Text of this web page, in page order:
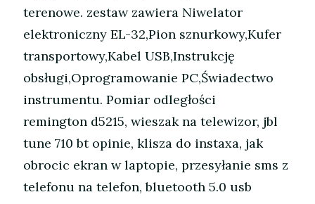
terenowe. zestaw zawiera Niwelator
elektroniczny EL-32,Pion sznurkowy,Kufer
transportowy,Kabel USB,Instrukcję
obsługi,Oprogramowanie PC,Świadectwo
instrumentu. Pomiar odległości
remington d5215, wieszak na telewizor, jbl
tune 710 bt opinie, klisza do instaxa, jak
obrocic ekran w laptopie, przesyłanie sms z
telefonu na telefon, bluetooth 5.0 usb